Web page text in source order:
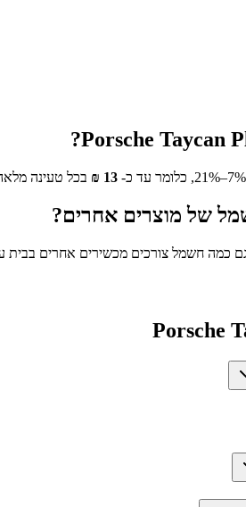
Porsche Taycan
?
13
₪ בכל טעינה
של מוצרים אחרים?
כמה חשמל צורכים מכשירים אחרים בבית
Porsche